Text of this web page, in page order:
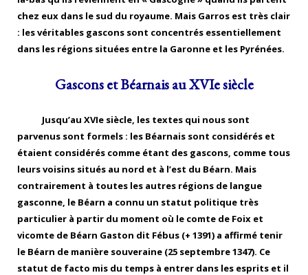
chez eux dans le sud du royaume. Mais Garros est très clair
: les véritables gascons sont concentrés essentiellement
dans les régions situées entre la Garonne et les Pyrénées.
Gascons et Béarnais au XVIe siècle
Jusqu’au XVIe siècle, les textes qui nous sont
parvenus sont formels : les Béarnais sont considérés et
étaient considérés comme étant des gascons, comme tous
leurs voisins situés au nord et à l’est du Béarn. Mais
contrairement à toutes les autres régions de langue
gasconne, le Béarn a connu un statut politique très
particulier à partir du moment où le comte de Foix et
vicomte de Béarn Gaston dit Fébus (+ 1391) a affirmé tenir
le Béarn de manière souveraine (25 septembre 1347). Ce
statut de facto mis du temps à entrer dans les esprits et il